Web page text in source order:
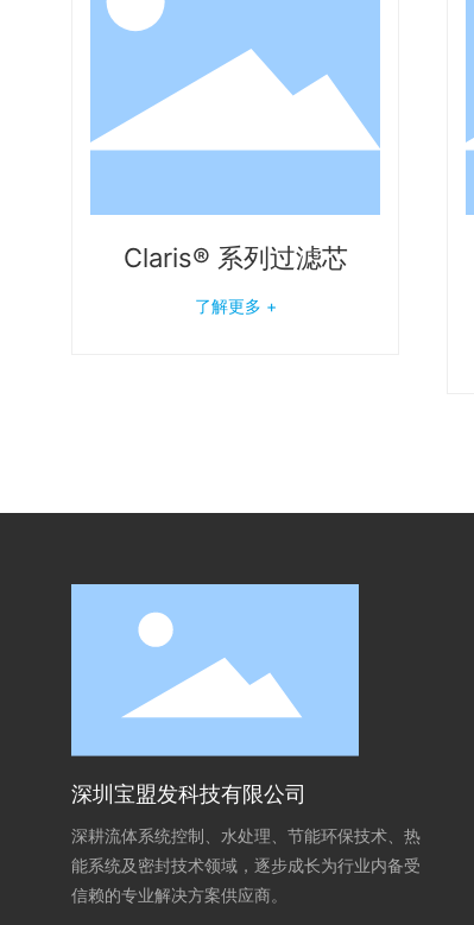
Claris® 系列过滤芯
了解更多 +
深圳宝盟发科技有限公司
深耕流体系统控制、水处理、节能环保技术、热
能系统及密封技术领域，逐步成长为行业内备受
信赖的专业解决方案供应商。